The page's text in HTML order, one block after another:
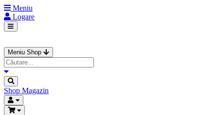
Meniu
Logare
Meniu Shop
Shop Magazin